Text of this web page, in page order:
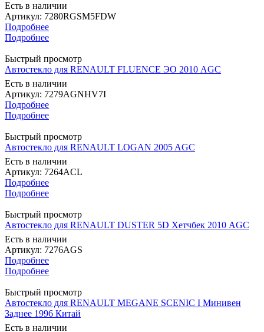
Есть в наличии
Артикул: 7280RGSM5FDW
Подробнее
Подробнее
Быстрый просмотр
Автостекло для RENAULT FLUENCE ЭО 2010 AGC
Есть в наличии
Артикул: 7279AGNHV7I
Подробнее
Подробнее
Быстрый просмотр
Автостекло для RENAULT LOGAN 2005 AGC
Есть в наличии
Артикул: 7264ACL
Подробнее
Подробнее
Быстрый просмотр
Автостекло для RENAULT DUSTER 5D Хетчбек 2010 AGC
Есть в наличии
Артикул: 7276AGS
Подробнее
Подробнее
Быстрый просмотр
Автостекло для RENAULT MEGANE SCENIC I Минивен
Заднее 1996 Китай
Есть в наличии